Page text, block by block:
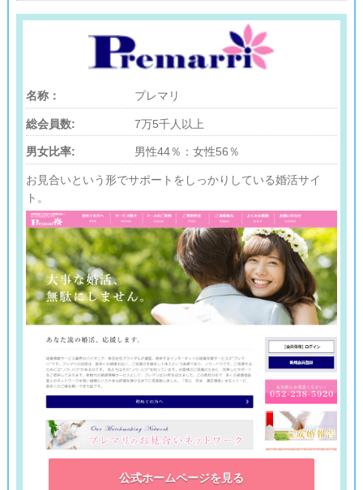
名称： プレマリ
総会員数: 7万5千人以上
男女比率: 男性44％：女性56％
お見合いという形でサポートをしっかりしている婚活サイ
ト。
公式ホームページを見る